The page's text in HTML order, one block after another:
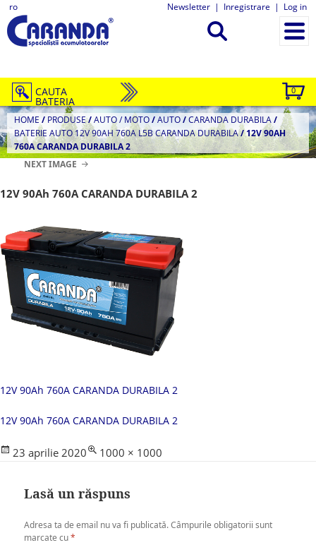
ro Newsletter | Inregistrare | Log in
0
CAUTA
BATERIA
HOME / PRODUSE/AUTO / MOTO/AUTO/CARANDA DURABILA/
BATERIE AUTO 12V 90AH 760A L5B CARANDA DURABILA/12V 90AH
760A CARANDA DURABILA 2
NEXT IMAGE
12V 90Ah 760A CARANDA DURABILA 2
12V 90Ah 760A CARANDA DURABILA 2
12V 90Ah 760A CARANDA DURABILA 2
Posted
23 aprilie 2020
Full
1000 × 1000
Lasă un răspuns
Adresa ta de email nu va fi publicată. Câmpurile obligatorii sunt
marcate cu*